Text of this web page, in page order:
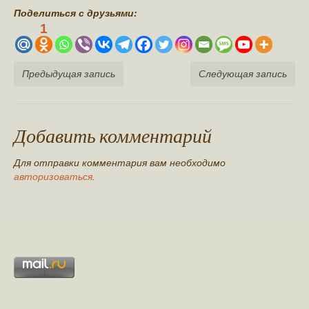
Поделиться с друзьями:
1
Предыдущая запись Следующая запись
Добавить комментарий
Для отправки комментария вам необходимо
авторизоваться